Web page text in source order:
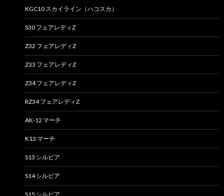
KGC10 スカイライン（ハコスカ）
S30 フェアレディZ
Z32 フェアレディZ
Z33 フェアレディZ
Z34 フェアレディZ
RZ34 フェアレディZ
AK-12 マーチ
K13 マーチ
S13 シルビア
S14 シルビア
S15 シルビア